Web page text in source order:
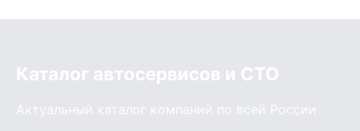
Каталог автосервисов и СТО
Актуальный каталог компаний по всей России